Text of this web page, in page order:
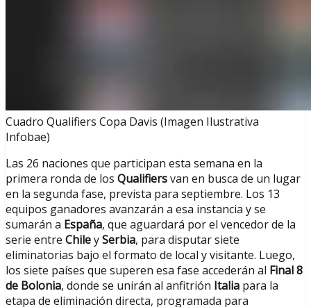
Cuadro Qualifiers Copa Davis (Imagen Ilustrativa
Infobae)
Las 26 naciones que participan esta semana en la
primera ronda de los Qualifiersvan en busca de un lugar
en la segunda fase, prevista para septiembre. Los 13
equipos ganadores avanzarán a esa instancia y se
sumarán a España, que aguardará por el vencedor de la
serie entre ChileySerbia, para disputar siete
eliminatorias bajo el formato de local y visitante. Luego,
los siete países que superen esa fase accederán al Final 8
de Bolonia, donde se unirán al anfitrión Italia para la
etapa de eliminación directa, programada para